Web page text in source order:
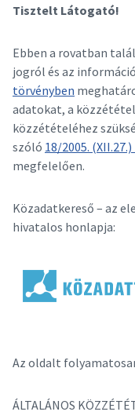
Tisztelt Látogató!
Ebben a rovatban
jogról és az
törvényben
adatokat, a
közzétételéhez
szóló 18/2005.
megfelelően.
Közadatkereső – az
hivatalos honlapja:
Az oldalt
ÁLTALÁNOS